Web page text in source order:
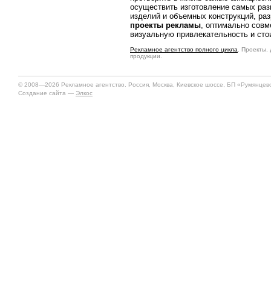
осуществить изготовление самых
изделий и объемных конструкций,
проекты рекламы, оптимально
визуальную привлекательность и
Рекламное агентство полного цикла .
продукции.
© 2008—2026 Рекламное агентство. Россия, Москва, Киевское шоссе, БП
Создание сайта — Элкос